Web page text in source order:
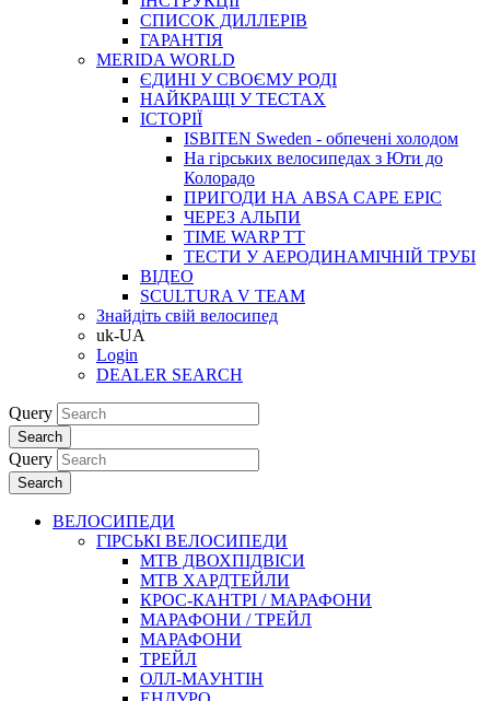
СПИСОК ДИЛЛЕРІВ
ГАРАНТIЯ
MERIDA WORLD
ЄДИНI У СВОЄМУ РОДI
НАЙКРАЩІ У ТЕСТАХ
ІСТОРІЇ
ISBITEN Sweden - обпечені холодом
На гірських велосипедах з Юти до
Колорадо
ПРИГОДИ НА ABSA CAPE EPIC
ЧЕРЕЗ АЛЬПИ
TIME WARP TT
ТЕСТИ У АЕРОДИНАМІЧНІЙ ТРУБІ
ВІДЕО
SCULTURA V TEAM
Знайдіть свій велосипед
uk-UA
Login
DEALER SEARCH
Query
Search
Query
Search
ВЕЛОСИПЕДИ
ГІРСЬКІ ВЕЛОСИПЕДИ
MTB ДВОХПIДВIСИ
MTB ХАРДТЕЙЛИ
КРОС-КАНТРI / МАРАФОНИ
МАРАФОНИ / ТРЕЙЛ
МАРАФОНИ
ТРЕЙЛ
ОЛЛ-МАУНТIН